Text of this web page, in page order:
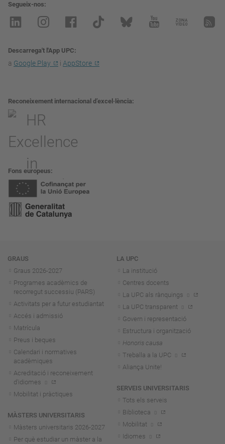
Segueix-nos
Descarrega't l'App UPC
a Google Play i AppStore
Reconeixement internacional d’excel·lència
Fons europeus
Navegació
GRAUS
Graus 2026-2027
Programes acadèmics de
recorregut successiu (PARS)
Activitats per a futur estudiantat
Accés i admissió
Matrícula
Preus i beques
Calendari i normatives
acadèmiques
Acreditació i reconeixement
d'idiomes
Mobilitat i pràctiques
MÀSTERS UNIVERSITARIS
Màsters universitaris 2026-2027
Per què estudiar un màster a la
LA UPC
La institució
Centres docents
La UPC als rànquings
La UPC transparent
Govern i representació
Estructura i organització
Honoris causa
Treballa a la UPC
Aliança Unite!
SERVEIS UNIVERSITARIS
Tots els serveis
Biblioteca
Mobilitat
Idiomes